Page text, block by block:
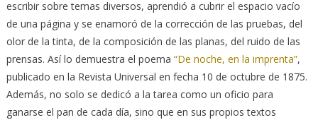
escribir sobre temas diversos, aprendió a cubrir el espacio vacío
de una página y se enamoró de la corrección de las pruebas, del
olor de la tinta, de la composición de las planas, del ruido de las
prensas. Así lo demuestra el poema “De noche, en la imprenta”,
publicado en la Revista Universal en fecha 10 de octubre de 1875.
Además, no solo se dedicó a la tarea como un oficio para
ganarse el pan de cada día, sino que en sus propios textos